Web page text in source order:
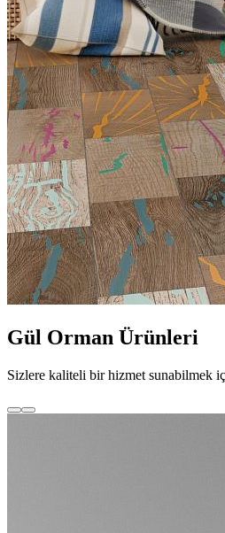
Gül Orman Ürünleri
Sizlere kaliteli bir hizmet sunabilmek